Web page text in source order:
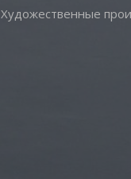
Художественные